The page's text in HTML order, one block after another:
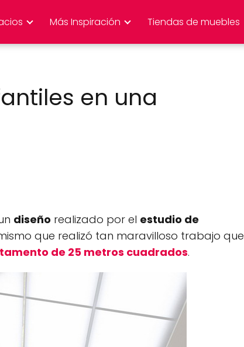
Más Inspiración Tiendas de muebles
en una
diseño realizado por el estudio de
que realizó tan maravilloso trabajo que
de 25 metros cuadrados.